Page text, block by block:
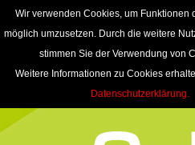
Wir verwenden Cookies, um Funktionen
möglich umzusetzen. Durch die weitere
stimmen Sie der Verwendung von
Weitere Informationen zu Cookies
Datenschutzerklärung.